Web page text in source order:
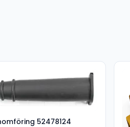
52478124